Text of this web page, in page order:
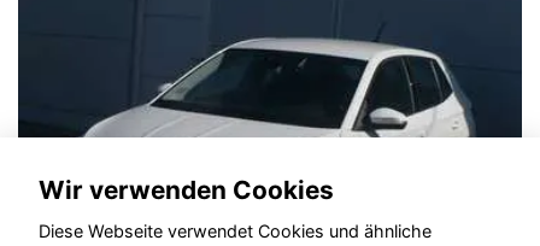
Wir verwenden Cookies
Diese Webseite verwendet Cookies und ähnliche